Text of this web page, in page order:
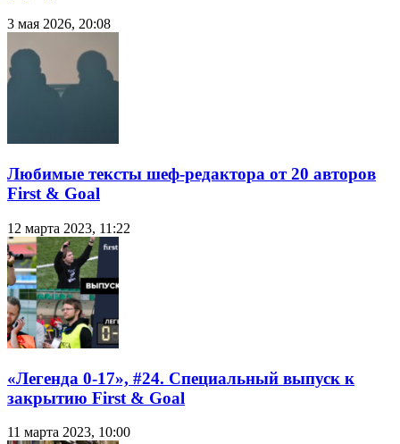
3 мая 2026, 20:08
Любимые тексты шеф-редактора от 20 авторов
First & Goal
12 марта 2023, 11:22
«Легенда 0-17», #24. Специальный выпуск к
закрытию First & Goal
11 марта 2023, 10:00